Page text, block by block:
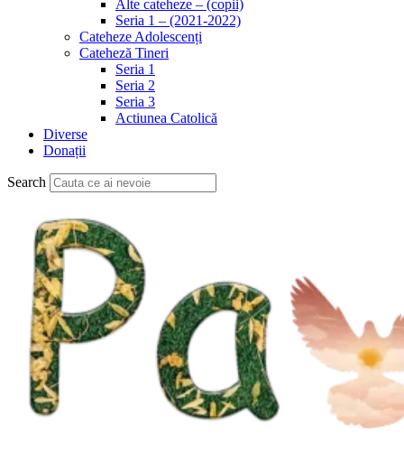
Alte cateheze – (copii)
Seria 1 – (2021-2022)
Cateheze Adolescenți
Cateheză Tineri
Seria 1
Seria 2
Seria 3
Actiunea Catolică
Diverse
Donații
Search